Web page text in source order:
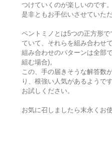
つけていくのが楽しいのです。
是非ともお手伝いさせていただ
ペントミノとは5つの正方形
ていて、それらを組み合わせて
組み合わせのパターンは全部
組む場合)。
この、手の届きそうな解答数
り、根強い人気があるようです
お試しください。
お気に召しましたら末永くお